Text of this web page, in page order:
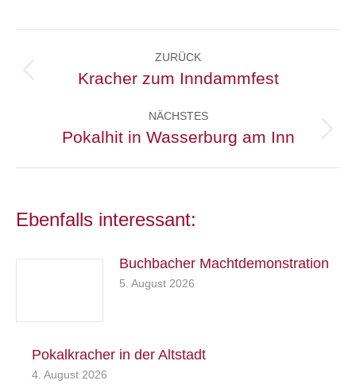
ZURÜCK
Vorheriger
Kracher zum Inndammfest
NÄCHSTES
Nächster
Pokalhit in Wasserburg am Inn
Ebenfalls interessant:
Buchbacher Machtdemonstration
5. August 2026
Pokalkracher in der Altstadt
4. August 2026